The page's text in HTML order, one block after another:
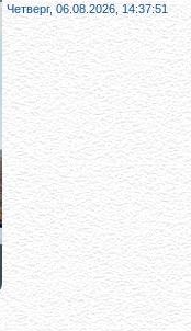
Четверг, 06.08.2026,14:37:52